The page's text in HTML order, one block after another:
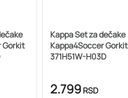
Gorkit
Kappa Set za dečake
Kappa4Soccer Gorkit
371H51W-H03D
2.799RSD